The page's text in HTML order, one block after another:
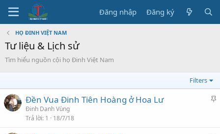
Đăng nhập Đăng ký
HỌ ĐINH VIỆT NAM
Tư liệu & Lịch sử
Tìm hiểu nguồn cội họ Đinh Việt Nam
Filters
C
Đền Vua Đinh Tiên Hoàng ở Hoa Lư
Đinh Danh Vùng
Trả lời 1 18/7/18